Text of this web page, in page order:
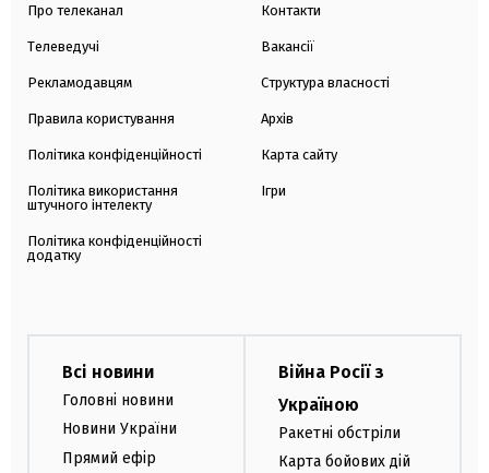
Про телеканал
Телеведучі
Рекламодавцям
Правила користування
Політика конфіденційності
Політика використання
штучного інтелекту
Політика конфіденційності
додатку
Контакти
Вакансії
Структура власності
Архів
Карта сайту
Ігри
Всі новини
Головні новини
Новини України
Прямий ефір
Війна Росії з
Україною
Ракетні обстріли
Карта бойових дій